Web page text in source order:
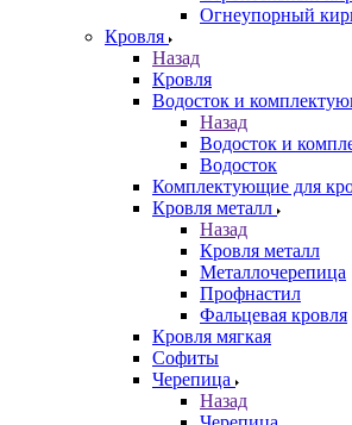
Огнеупорный
Кровля
Назад
Кровля
Водосток и
Назад
Водосток и
Водосток
Комплектующие для
Кровля металл
Назад
Кровля металл
Металлочерепица
Профнастил
Фальцевая кровля
Кровля мягкая
Софиты
Черепица
Назад